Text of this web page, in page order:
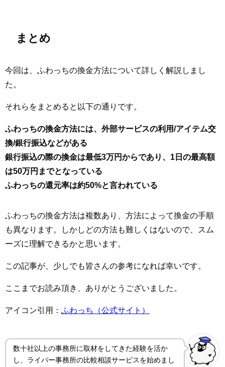
まとめ
今回は、ふわっちの換金方法について詳しく解説しまし
た。
それらをまとめると以下の通りです。
ふわっちの換金方法には、外部サービスの利用/アイテム交
換/銀行振込などがある
銀行振込の際の換金は最低3万円からであり、1日の最高額
は50万円までとなっている
ふわっちの還元率は約50%と言われている
ふわっちの換金方法は複数あり、方法によって換金の手順
も異なります。しかしどの方法も難しくはないので、スム
ーズに理解できるかと思います。
この記事が、少しでも皆さんの参考になれば幸いです。
ここまでお読み頂き、ありがとうございました。
アイコン引用： ふわっち（公式サイト）
数十社以上の事務所に取材をしてきた経験を活か
し、ライバー事務所の比較相談サービスを始めまし